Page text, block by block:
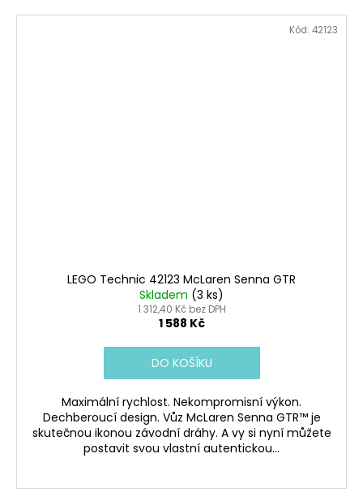
LEGO Technic 42123 McLaren Senna GTR
Skladem (3 ks)
1 312,40 Kč bez DPH
1 588 Kč
DO KOŠÍKU
Maximální rychlost. Nekompromisní výkon.
Dechberoucí design. Vůz McLaren Senna GTR™ je
skutečnou ikonou závodní dráhy. A vy si nyní můžete
postavit svou vlastní autentickou...
Kód: 42123